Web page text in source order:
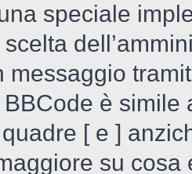
speciale
messaggio
è simile
[ e ]
su